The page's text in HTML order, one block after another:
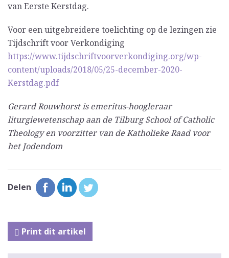
van Eerste Kerstdag.
Voor een uitgebreidere toelichting op de lezingen zie
Tijdschrift voor Verkondiging
https://www.tijdschriftvoorverkondiging.org/wp-
content/uploads/2018/05/25-december-2020-
Kerstdag.pdf
Gerard Rouwhorst is emeritus-hoogleraar
liturgiewetenschap aan de Tilburg School of Catholic
Theology en voorzitter van de Katholieke Raad voor
het Jodendom
Delen
Print dit artikel